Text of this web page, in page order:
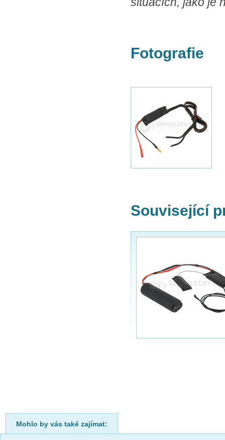
Fotografie
Související
Mohlo by vás také zajímat: